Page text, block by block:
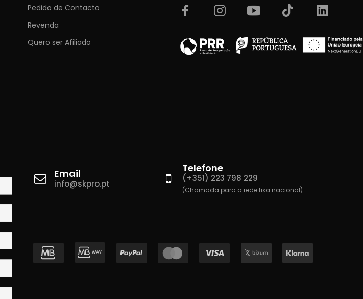
Pedido de Contacto
Revenda
Quero ser Afiliado
Email
info@skpro.pt
Telefone
(+351) 223 798 229
(Chamada para a rede fixa nacional)